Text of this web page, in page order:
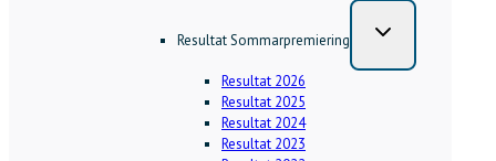
Resultat Sommarpremiering
Resultat 2026
Resultat 2025
Resultat 2024
Resultat 2023